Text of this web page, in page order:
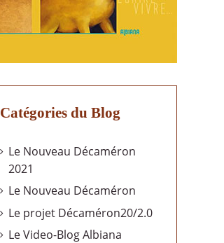
Catégories du Blog
Le Nouveau Décaméron
2021
Le Nouveau Décaméron
Le projet Décaméron20/2.0
Le Video-Blog Albiana